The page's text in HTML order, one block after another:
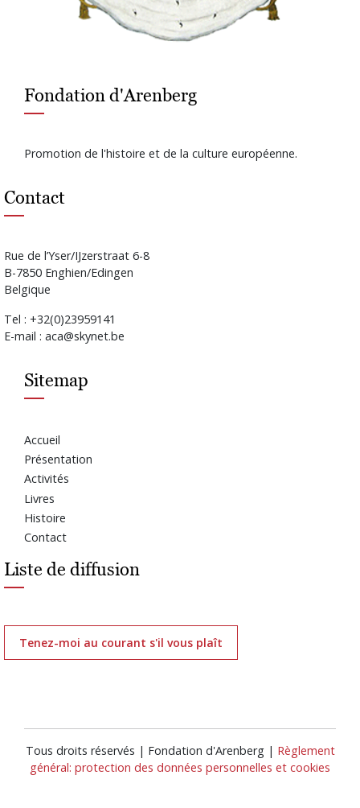
Fondation d'Arenberg
Promotion de l'histoire et de la culture européenne.
Contact
Rue de l’Yser/IJzerstraat 6-8
B-7850 Enghien/Edingen
Belgique
Tel : +32(0)23959141
E-mail : aca@skynet.be
Sitemap
Accueil
Présentation
Activités
Livres
Histoire
Contact
Liste de diffusion
Tenez-moi au courant s'il vous plaît
Tous droits réservés | Fondation d'Arenberg | Règlement
général: protection des données personnelles et cookies